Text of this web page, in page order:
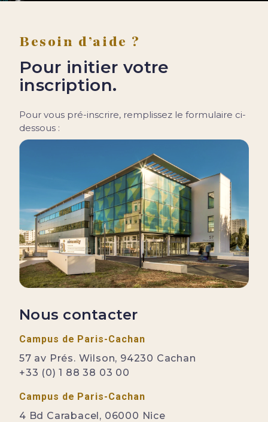
Besoin d’aide ?
Pour initier votre
inscription.
Pour vous pré-inscrire, remplissez le formulaire ci-
dessous :
Nous contacter
Campus de Paris-Cachan
57 av Prés. Wilson, 94230 Cachan
+33 (0) 1 88 38 03 00
Campus de Paris-Cachan
4 Bd Carabacel, 06000 Nice